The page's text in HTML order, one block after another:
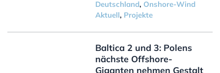
Deutschland, Onshore-Wind
Aktuell, Projekte
Baltica 2 und 3: Polens
nächste Offshore-
Giganten nehmen Gestalt